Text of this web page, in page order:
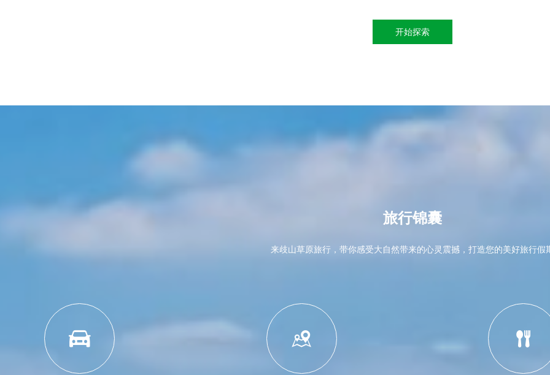
开始探索
旅行锦囊
来歧山草原旅行，带你感受大自然带来的心灵震撼，打造您的美好旅行假
  